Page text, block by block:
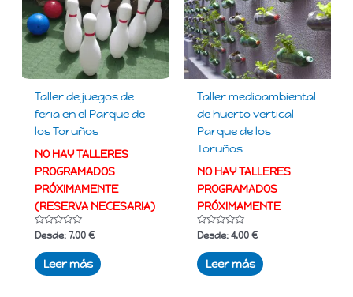
Taller de juegos de
feria en el Parque de
los Toruños
NO HAY TALLERES
PROGRAMADOS
PRÓXIMAMENTE
(RESERVA NECESARIA)
Valorado
con
de
5
Desde:7,00€
Leer más
Taller medioambiental
de huerto vertical
Parque de los
Toruños
NO HAY TALLERES
PROGRAMADOS
PRÓXIMAMENTE
Valorado
con
de
5
Desde:4,00€
Leer más